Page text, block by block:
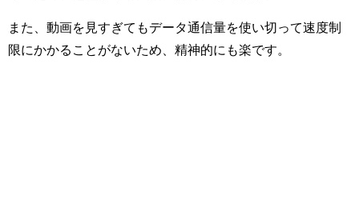
また、動画を見すぎてもデータ通信量を使い切って速度制
限にかかることがないため、精神的にも楽です。